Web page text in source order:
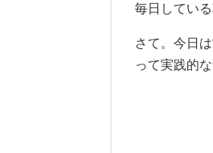
毎日してい
さて。今日
って実践的